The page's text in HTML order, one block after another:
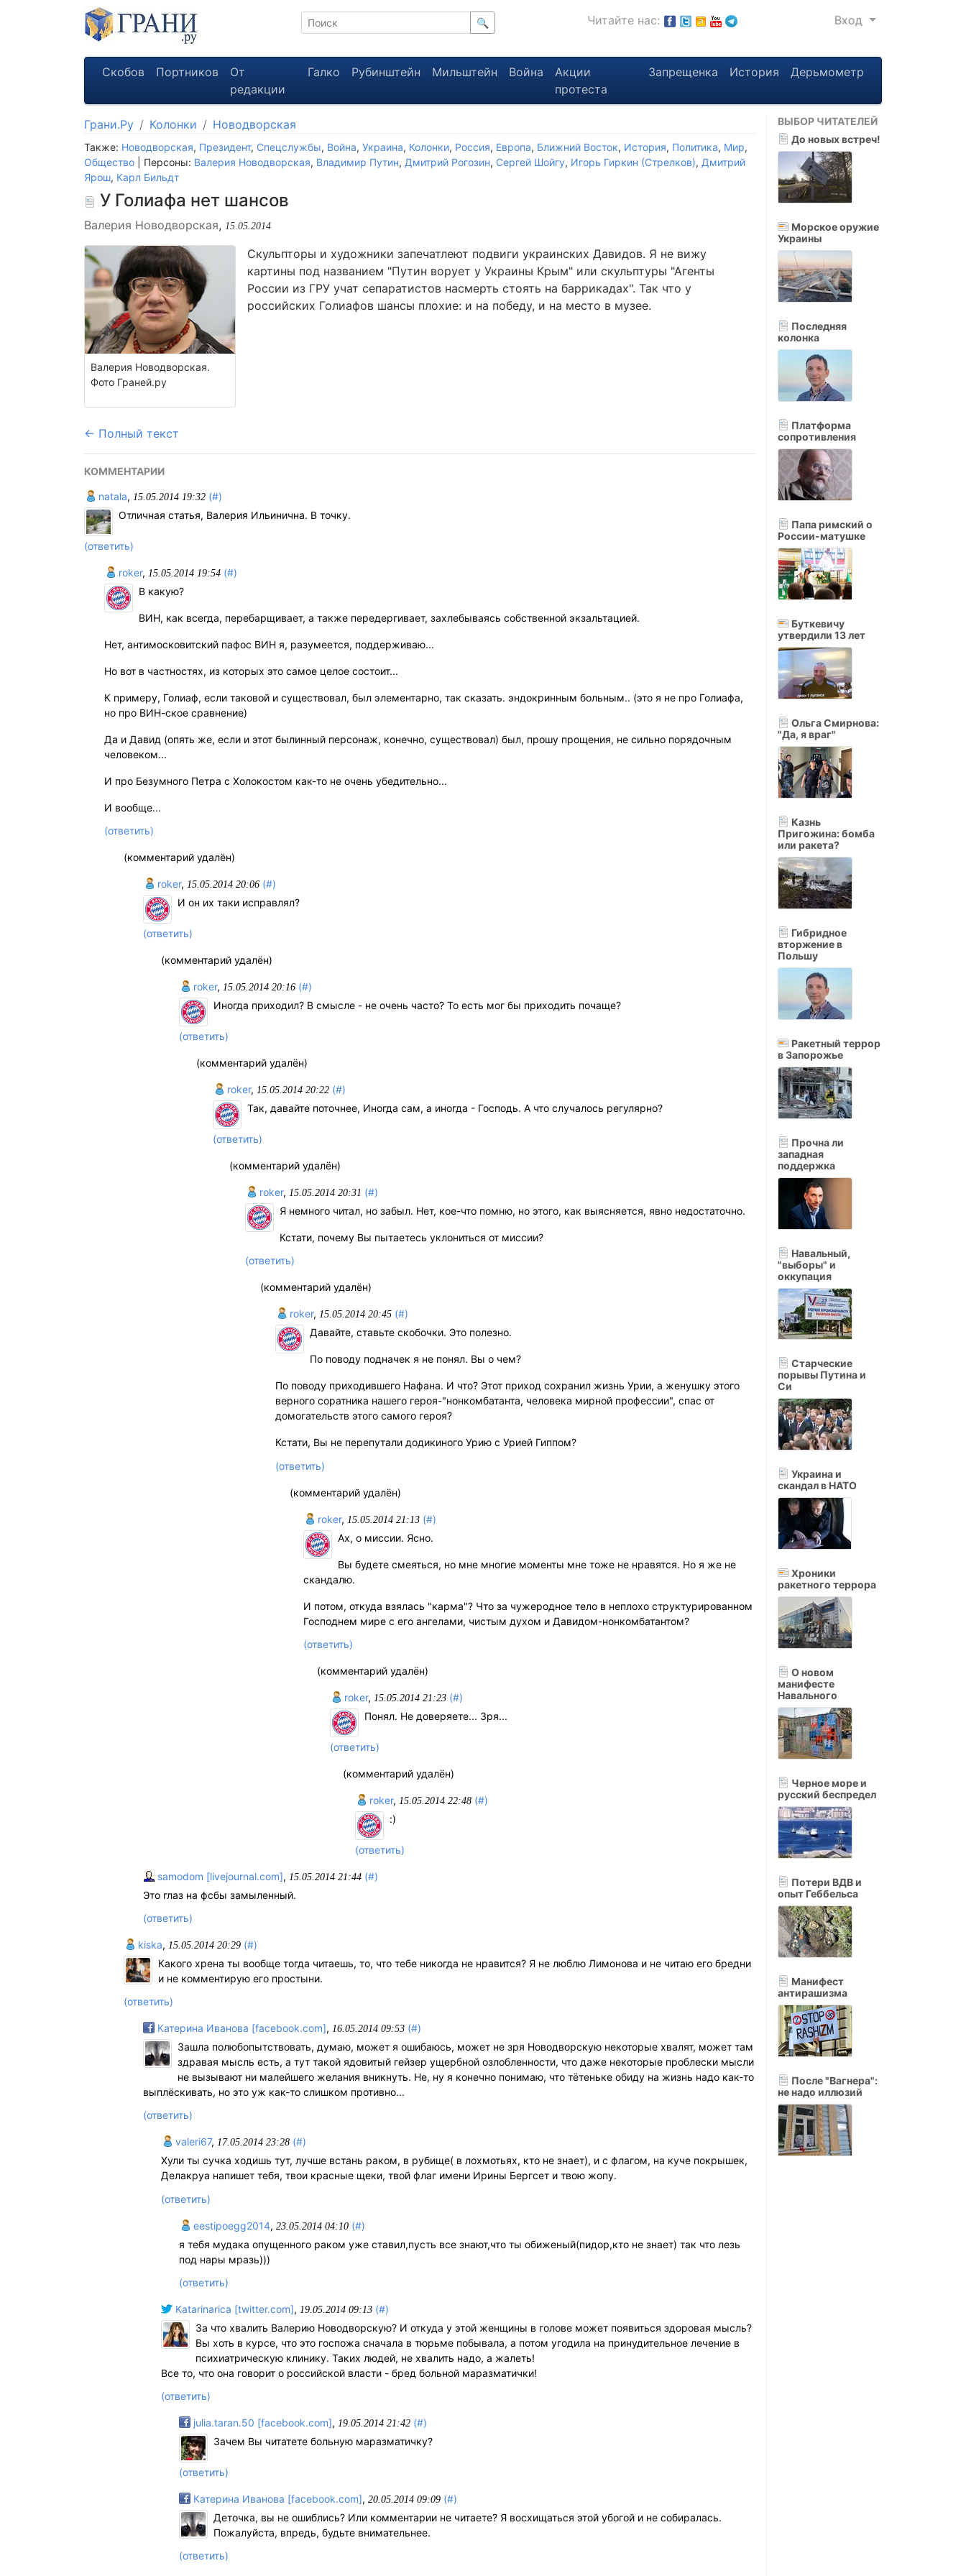
🔍 Читайте нас: Вход
Скобов Портников
От
редакции
Галко Рубинштейн Мильштейн Война
Акции
протеста
Запрещенка История Дерьмометр
Грани.Ру Колонки Новодворская
Также: Новодворская, Президент, Спецслужбы, Война, Украина, Колонки, Россия, Европа, Ближний Восток, История, Политика, Мир,
Общество | Персоны: Валерия Новодворская, Владимир Путин, Дмитрий Рогозин, Сергей Шойгу, Игорь Гиркин (Стрелков), Дмитрий
Ярош, Карл Бильдт
У Голиафа нет шансов
Валерия Новодворская, 15.05.2014
Валерия Новодворская.
Фото Граней.ру
Скульпторы и художники запечатлеют подвиги украинских Давидов. Я не вижу
картины под названием "Путин ворует у Украины Крым" или скульптуры "Агенты
России из ГРУ учат сепаратистов насмерть стоять на баррикадах". Так что у
российских Голиафов шансы плохие: и на победу, и на место в музее.
← Полный текст
КОММЕНТАРИИ
natala, 15.05.2014 19:32 (#)
Отличная статья, Валерия Ильинична. В точку.
(ответить)
roker, 15.05.2014 19:54 (#)
В какую?
ВИН, как всегда, перебарщивает, а также передергивает, захлебываясь собственной экзальтацией.
Нет, антимосковитский пафос ВИН я, разумеется, поддерживаю...
Но вот в частностях, из которых это самое целое состоит...
К примеру, Голиаф, если таковой и существовал, был элементарно, так сказать. эндокринным больным.. (это я не про Голиафа,
но про ВИН-ское сравнение)
Да и Давид (опять же, если и этот былинный персонаж, конечно, существовал) был, прошу прощения, не сильно порядочным
человеком...
И про Безумного Петра с Холокостом как-то не очень убедительно...
И вообще...
(ответить)
(комментарий удалён)
roker, 15.05.2014 20:06 (#)
И он их таки исправлял?
(ответить)
(комментарий удалён)
roker, 15.05.2014 20:16 (#)
Иногда приходил? В смысле - не очень часто? То есть мог бы приходить почаще?
(ответить)
(комментарий удалён)
roker, 15.05.2014 20:22 (#)
Так, давайте поточнее, Иногда сам, а иногда - Господь. А что случалось регулярно?
(ответить)
(комментарий удалён)
roker, 15.05.2014 20:31 (#)
Я немного читал, но забыл. Нет, кое-что помню, но этого, как выясняется, явно недостаточно.
Кстати, почему Вы пытаетесь уклониться от миссии?
(ответить)
(комментарий удалён)
roker, 15.05.2014 20:45 (#)
Давайте, ставьте скобочки. Это полезно.
По поводу подначек я не понял. Вы о чем?
По поводу приходившего Нафана. И что? Этот приход сохранил жизнь Урии, а женушку этого
верного соратника нашего героя-"нонкомбатанта, человека мирной профессии", спас от
домогательств этого самого героя?
Кстати, Вы не перепутали додикиного Урию с Урией Гиппом?
(ответить)
(комментарий удалён)
roker, 15.05.2014 21:13 (#)
Ах, о миссии. Ясно.
Вы будете смеяться, но мне многие моменты мне тоже не нравятся. Но я же не
скандалю.
И потом, откуда взялась "карма"? Что за чужеродное тело в неплохо структурированном
Господнем мире с его ангелами, чистым духом и Давидом-нонкомбатантом?
(ответить)
(комментарий удалён)
roker, 15.05.2014 21:23 (#)
Понял. Не доверяете... Зря...
(ответить)
(комментарий удалён)
roker, 15.05.2014 22:48 (#)
:)
(ответить)
samodom [livejournal.com], 15.05.2014 21:44 (#)
Это глаз на фсбы замыленный.
(ответить)
kiska, 15.05.2014 20:29 (#)
Какого хрена ты вообще тогда читаешь, то, что тебе никогда не нравится? Я не люблю Лимонова и не читаю его бредни
и не комментирую его простыни.
(ответить)
Катерина Иванова [facebook.com], 16.05.2014 09:53 (#)
Зашла полюбопытствовать, думаю, может я ошибаюсь, может не зря Новодворскую некоторые хвалят, может там
здравая мысль есть, а тут такой ядовитый гейзер ущербной озлобленности, что даже некоторые проблески мысли
не вызывают ни малейшего желания вникнуть. Не, ну я конечно понимаю, что тётеньке обиду на жизнь надо как-то
выплёскивать, но это уж как-то слишком противно...
(ответить)
valeri67,17.05.2014 23:28 (#)
Хули ты сучка ходишь тут, лучше встань раком, в рубище( в лохмотьях, кто не знает), и с флагом, на куче покрышек,
Делакруа напишет тебя, твои красные щеки, твой флаг имени Ирины Бергсет и твою жопу.
(ответить)
eestipoegg2014, 23.05.2014 04:10 (#)
я тебя мудака опущенного раком уже ставил,пусть все знают,что ты обиженый(пидор,кто не знает) так что лезь
под нары мразь)))
(ответить)
Katarinarica [twitter.com], 19.05.2014 09:13 (#)
За что хвалить Валерию Новодворскую? И откуда у этой женщины в голове может появиться здоровая мысль?
Вы хоть в курсе, что это госпожа сначала в тюрьме побывала, а потом угодила на принудительное лечение в
психиатрическую клинику. Таких людей, не хвалить надо, а жалеть!
Все то, что она говорит о российской власти - бред больной маразматички!
(ответить)
julia.taran.50 [facebook.com], 19.05.2014 21:42 (#)
Зачем Вы читатете больную маразматичку?
(ответить)
Катерина Иванова [facebook.com], 20.05.2014 09:09 (#)
Деточка, вы не ошиблись? Или комментарии не читаете? Я восхищаться этой убогой и не собиралась.
Пожалуйста, впредь, будьте внимательнее.
(ответить)
ВЫБОР ЧИТАТЕЛЕЙ
До новых встреч!
Морское оружие
Украины
Последняя
колонка
Платформа
сопротивления
Папа римский о
России-матушке
Буткевичу
утвердили 13 лет
Ольга Смирнова:
"Да, я враг"
Казнь
Пригожина: бомба
или ракета?
Гибридное
вторжение в
Польшу
Ракетный террор
в Запорожье
Прочна ли
западная
поддержка
Навальный,
"выборы" и
оккупация
Старческие
порывы Путина и
Си
Украина и
скандал в НАТО
Хроники
ракетного террора
О новом
манифесте
Навального
Черное море и
русский беспредел
Потери ВДВ и
опыт Геббельса
Манифест
антирашизма
После "Вагнера":
не надо иллюзий